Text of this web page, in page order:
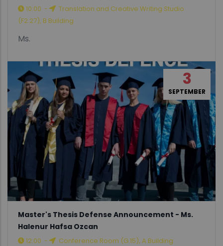
10:00 -
Translation and Creative Writing Studio
(F2.27), B Building
Ms.
3
SEPTEMBER
Master's Thesis Defense Announcement - Ms.
Halenur Hafsa Ozcan
12:00 - Conference Room (G.15), A Building